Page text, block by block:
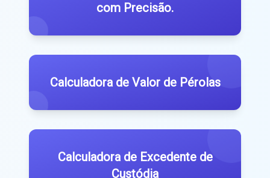
com Precisão.
Calculadora de Valor de Pérolas
Calculadora de Excedente de
Custódia